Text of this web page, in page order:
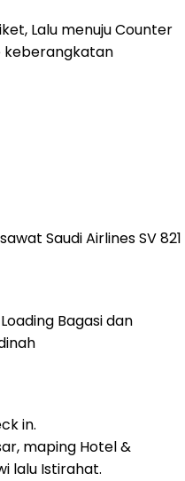
Lalu menuju Counter
keberangkatan
Saudi Airlines SV 821
Bagasi dan
in.
maping Hotel &
lalu Istirahat.